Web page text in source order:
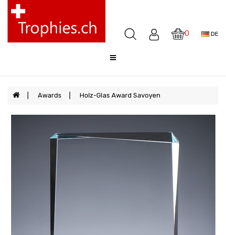
0 DE
Pokale
Medaillen
Awards
Glocken
Sale
FAQ
Awards Holz-Glas Award Savoyen